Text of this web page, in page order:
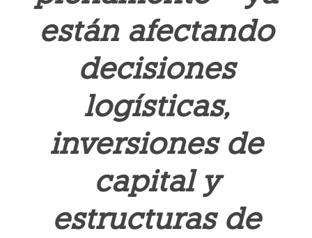
están afectando
decisiones
logísticas,
inversiones de
capital y
estructuras de